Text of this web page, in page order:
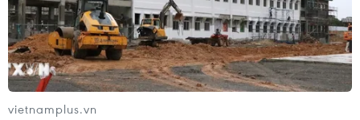
vietnamplus.vn